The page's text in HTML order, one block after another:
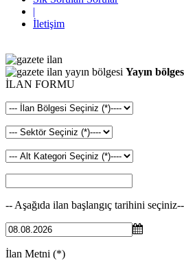
|
İletişim
Yayın
İLAN FORMU
-- Aşağıda ilan başlangıç tarihini seçiniz--
İlan Metni (*)